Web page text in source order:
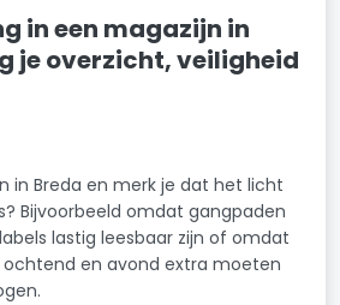
in een magazijn in
je overzicht, veiligheid
in Breda en merk je dat het licht
Bijvoorbeeld omdat gangpaden
lastig leesbaar zijn of omdat
ochtend en avond extra moeten